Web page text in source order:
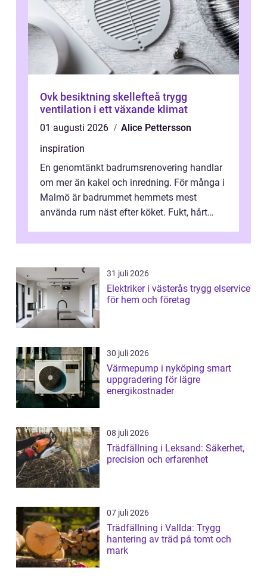
Ovk besiktning skellefteå trygg
ventilation i ett växande klimat
01 augusti 2026
Alice Pettersson
inspiration
En genomtänkt badrumsrenovering handlar
om mer än kakel och inredning. För många i
Malmö är badrummet hemmets mest
använda rum näst efter köket. Fukt, hårt
...
31 juli 2026
Elektriker i västerås trygg elservice
för hem och företag
30 juli 2026
Värmepump i nyköping smart
uppgradering för lägre
energikostnader
08 juli 2026
Trädfällning i Leksand: Säkerhet,
precision och erfarenhet
07 juli 2026
Trädfällning i Vallda: Trygg
hantering av träd på tomt och
mark